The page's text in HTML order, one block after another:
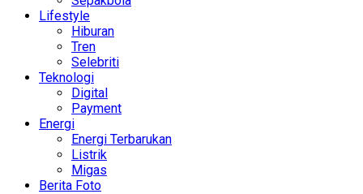
Lifestyle
Hiburan
Tren
Selebriti
Teknologi
Digital
Payment
Energi
Energi Terbarukan
Listrik
Migas
Berita Foto